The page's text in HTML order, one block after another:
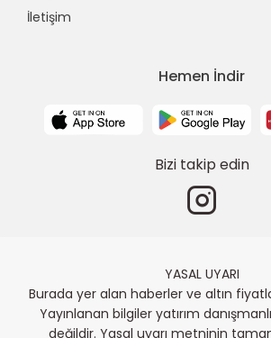
İletişim
Hemen İndir
Bizi takip edin
YASAL UYARI
Burada yer alan haberler ve altın
Yayınlanan bilgiler yatırım
değildir. Yasal uyarı metninin